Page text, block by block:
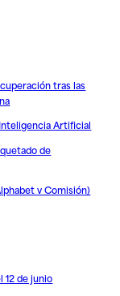
tras las
Artificial
de
v Comisión)
12 de junio